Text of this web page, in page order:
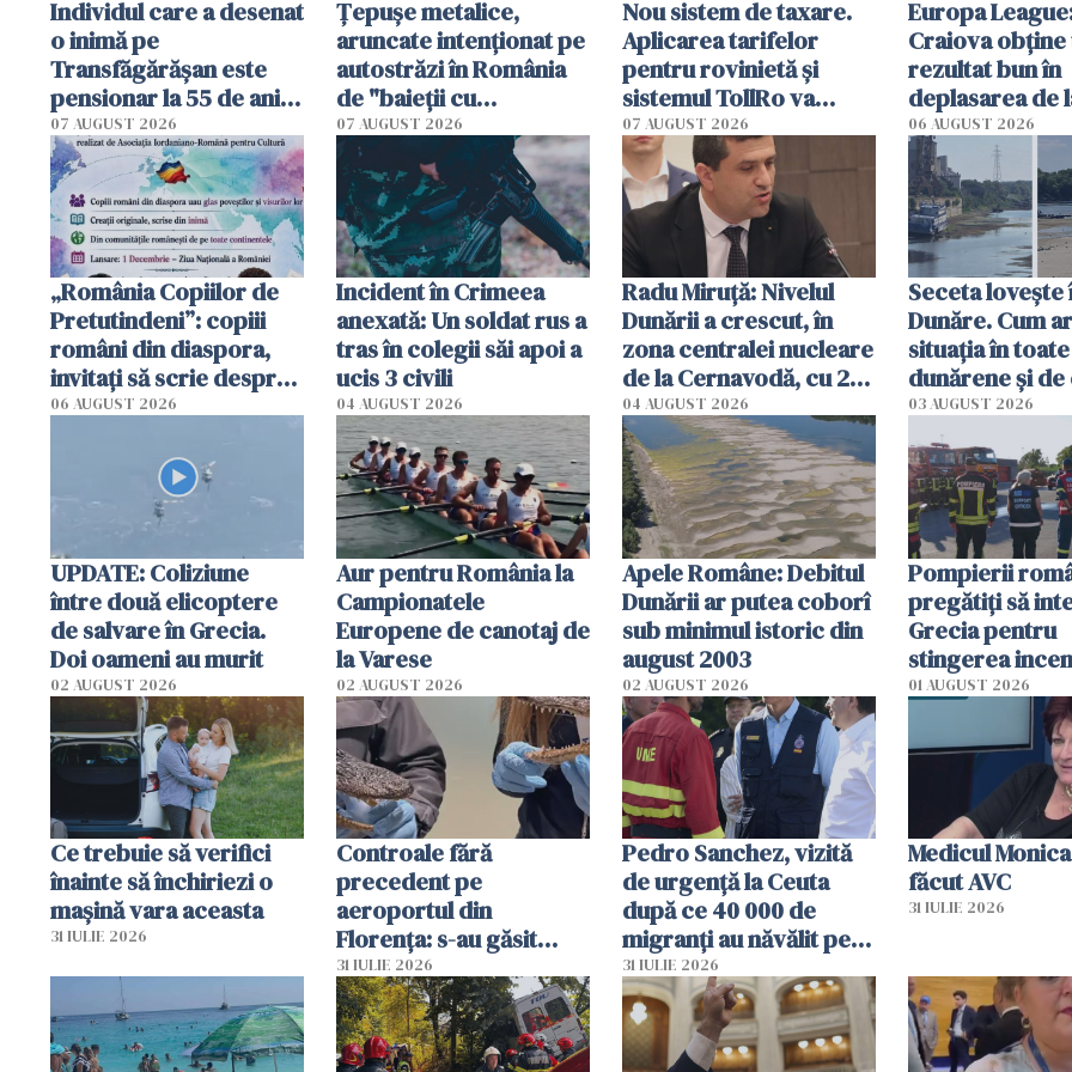
Individul care a desenat
o inimă pe
Transfăgărășan este
pensionar la 55 de ani.
Poliția l-a identificat
07 AUGUST 2026
Țepușe metalice,
aruncate intenționat pe
autostrăzi în România
de "baieții cu
platforme": "Mi-au
cerut 1200 lei să mă
tracteze"
07 AUGUST 2026
Nou sistem de taxare.
Aplicarea tarifelor
pentru rovinietă şi
sistemul TollRo va
începe la 1 octombrie
07 AUGUST 2026
Europa
Craiova obține
rezultat bun în
deplasarea de
06 AUGUST 2026
„România Copiilor de
Pretutindeni”: copiii
români din diaspora,
invitați să scrie despre
România într-un volum
06 AUGUST 2026
Incident în Crimeea
anexată: Un soldat rus a
tras în colegii săi apoi a
ucis 3 civili
04 AUGUST 2026
Radu Miruţă: Nivelul
Dunării a crescut, în
zona centralei nucleare
de la Cernavodă, cu 2
cm faţă de ziua trecută
04 AUGUST 2026
Seceta
Dunăre. Cum
situația în
dunărene și de
România
efectele, deși a
în iulie
03 AUGUST 2026
UPDATE: Coliziune
între două elicoptere
de salvare în Grecia.
Doi oameni au murit
02 AUGUST 2026
Aur pentru România la
Campionatele
Europene de canotaj de
la Varese
02 AUGUST 2026
Apele Române: Debitul
Dunării ar putea coborî
sub minimul istoric din
august 2003
02 AUGUST 2026
Pompierii
pregătiţi să
Grecia pentru
stingerea
01 AUGUST 2026
Ce trebuie să verifici
înainte să închiriezi o
mașină vara aceasta
31 IULIE 2026
Controale fără
precedent pe
aeroportul din
Florența: s-au găsit
capete de aligator și o
sumă imensă de bani
31 IULIE 2026
Pedro Sanchez, vizită
de urgență la Ceuta
după ce 40 000 de
migranți au năvălit pe
teritoriul spaniol: „Vom
mobiliza toate
resursele"
31 IULIE 2026
Medicul
făcut AVC
31 IULIE 2026